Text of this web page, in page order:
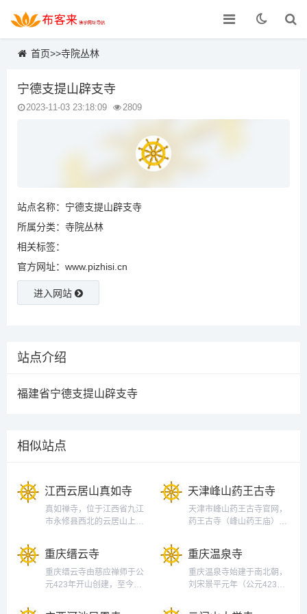
首页>>寺院丛林
宁德支提山辟支寺
2023-11-03 23:18:09 2809
站点名称：宁德支提山辟支寺
所属分类： 寺院丛林
相关标签：
官方网址：www.pizhisi.cn
进入网站
站点介绍
福建省宁德支提山辟支寺
相似站点
江西云居山真如寺
真如禅寺，位于江西省九江
市永修县西北的云居山上，
（806年-810年），开山祖
师为道容禅师。真如禅寺是
中国佛教禅宗五宗之一曹洞
宗祖庭，被中国佛教协会会
天津峰山药王古寺
天津市峰山药王古寺官网，
药王古寺（峰山药王庙），
西青区大寺镇王村，千年古
刹，以纪念供奉药王孙思邈
为特色，集儒释道为一体。
每年的农历四月二十至四月
重庆缙云寺
重庆缙云寺由慈应禅师于公
元423年开山创建，至今已
帝王恩宠，香火一直绵延不
重庆温泉寺
重庆温泉寺始建于南北朝，
刘宋景平元年（公元423
建有缙云寺------等。历经